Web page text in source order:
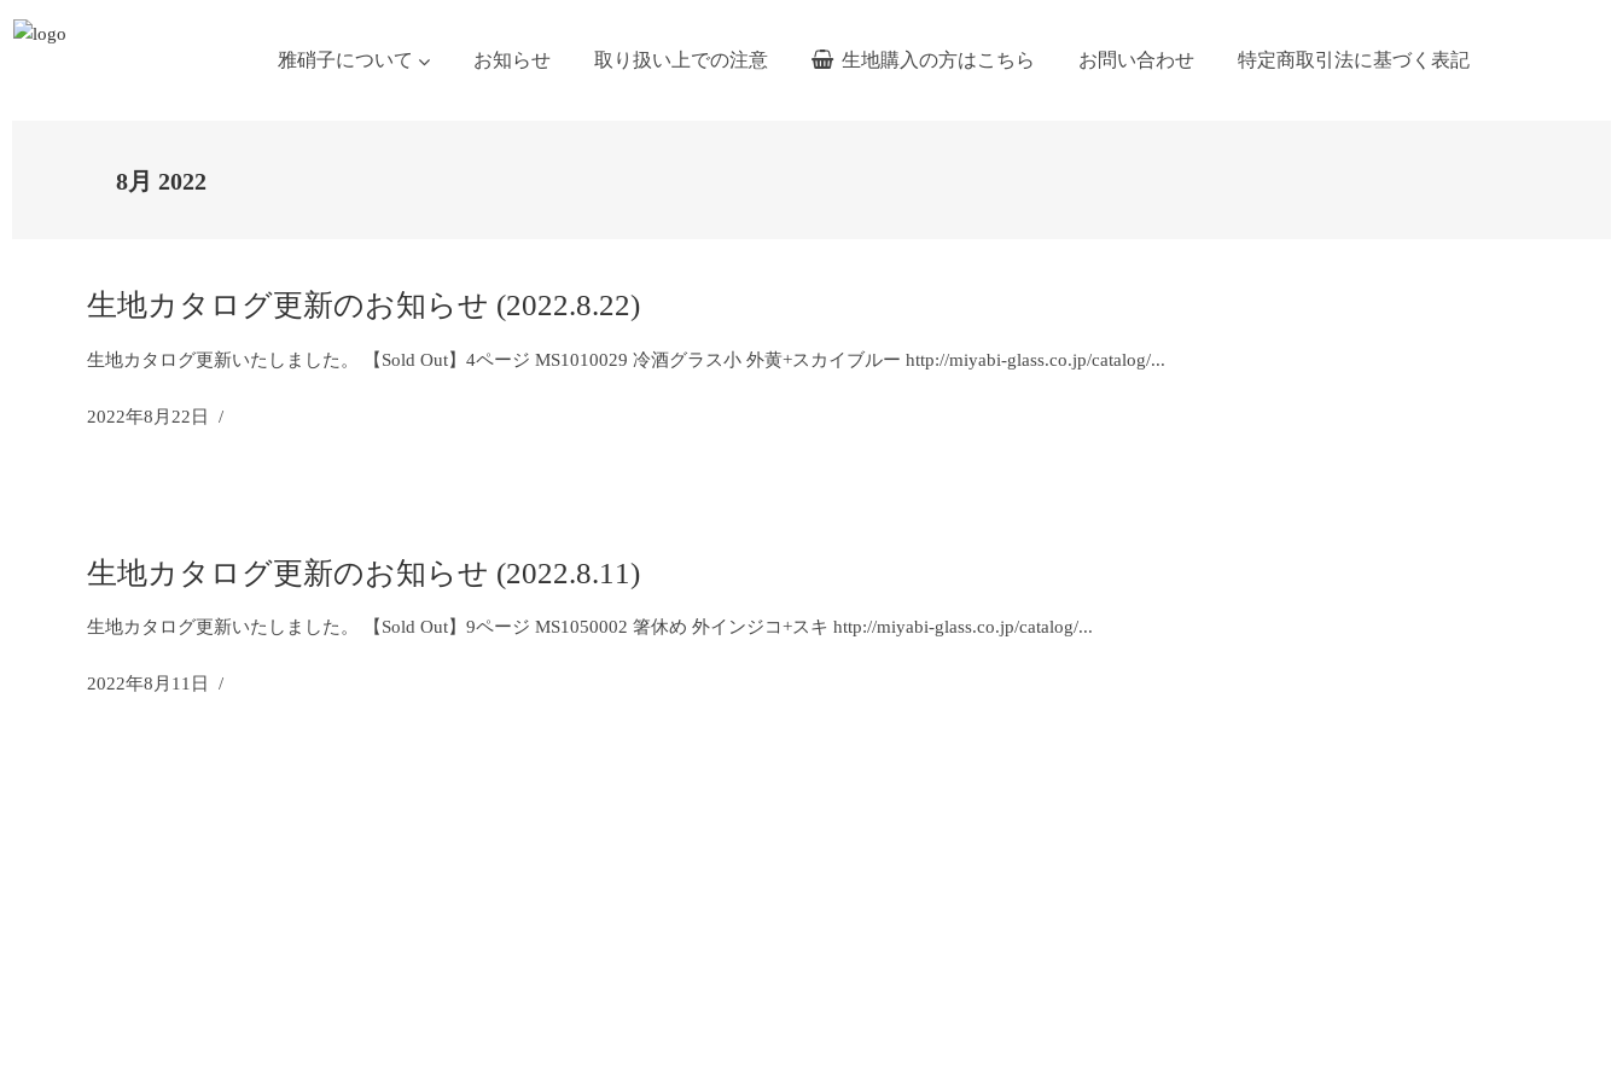
雅硝子について お知らせ 取り扱い上での注意 生地購入の方はこちら お問い合わせ 特定商取引法に基づく表記
8月 2022
生地カタログ更新のお知らせ (2022.8.22)
生地カタログ更新いたしました。 【Sold Out】4ページ MS1010029 冷酒グラス小 外黄+スカイブルー http://miyabi-glass.co.jp/catalog/
2022年8月22日
生地カタログ更新のお知らせ (2022.8.11)
生地カタログ更新いたしました。 【Sold Out】9ページ MS1050002 箸休め 外インジコ+スキ http://miyabi-glass.co.jp/catalog/
2022年8月11日